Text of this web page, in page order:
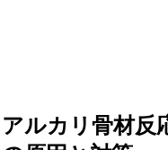
アルカリ骨材反